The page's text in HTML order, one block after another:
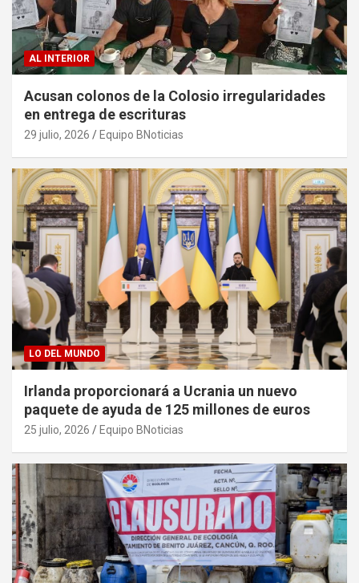
AL INTERIOR
Acusan colonos de la Colosio irregularidades
en entrega de escrituras
29 julio, 2026 Equipo BNoticias
LO DEL MUNDO
Irlanda proporcionará a Ucrania un nuevo
paquete de ayuda de 125 millones de euros
25 julio, 2026 Equipo BNoticias